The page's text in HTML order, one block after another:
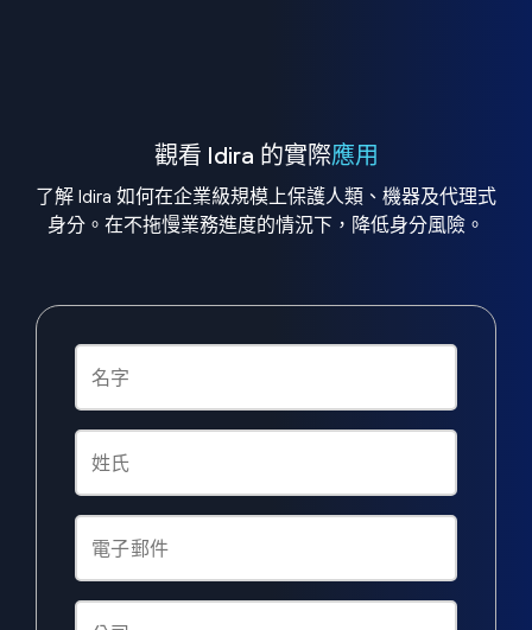
觀看 Idira 的實際應用
了解 Idira 如何在企業級規模上保護人類、機器及代理式
身分。在不拖慢業務進度的情況下，降低身分風險。